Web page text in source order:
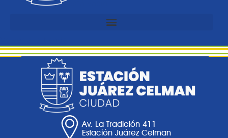
Tu carrito está vacío.
Av. La Tradición 411
Estación Juárez Celman